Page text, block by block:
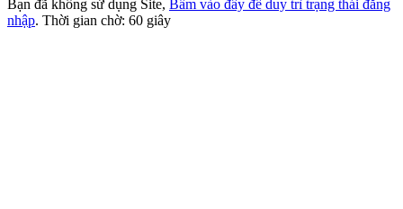
Bạn đã không sử dụng Site, Bấm vào đây để duy trì trạng thái đăng
nhập. Thời gian chờ: 60 giây